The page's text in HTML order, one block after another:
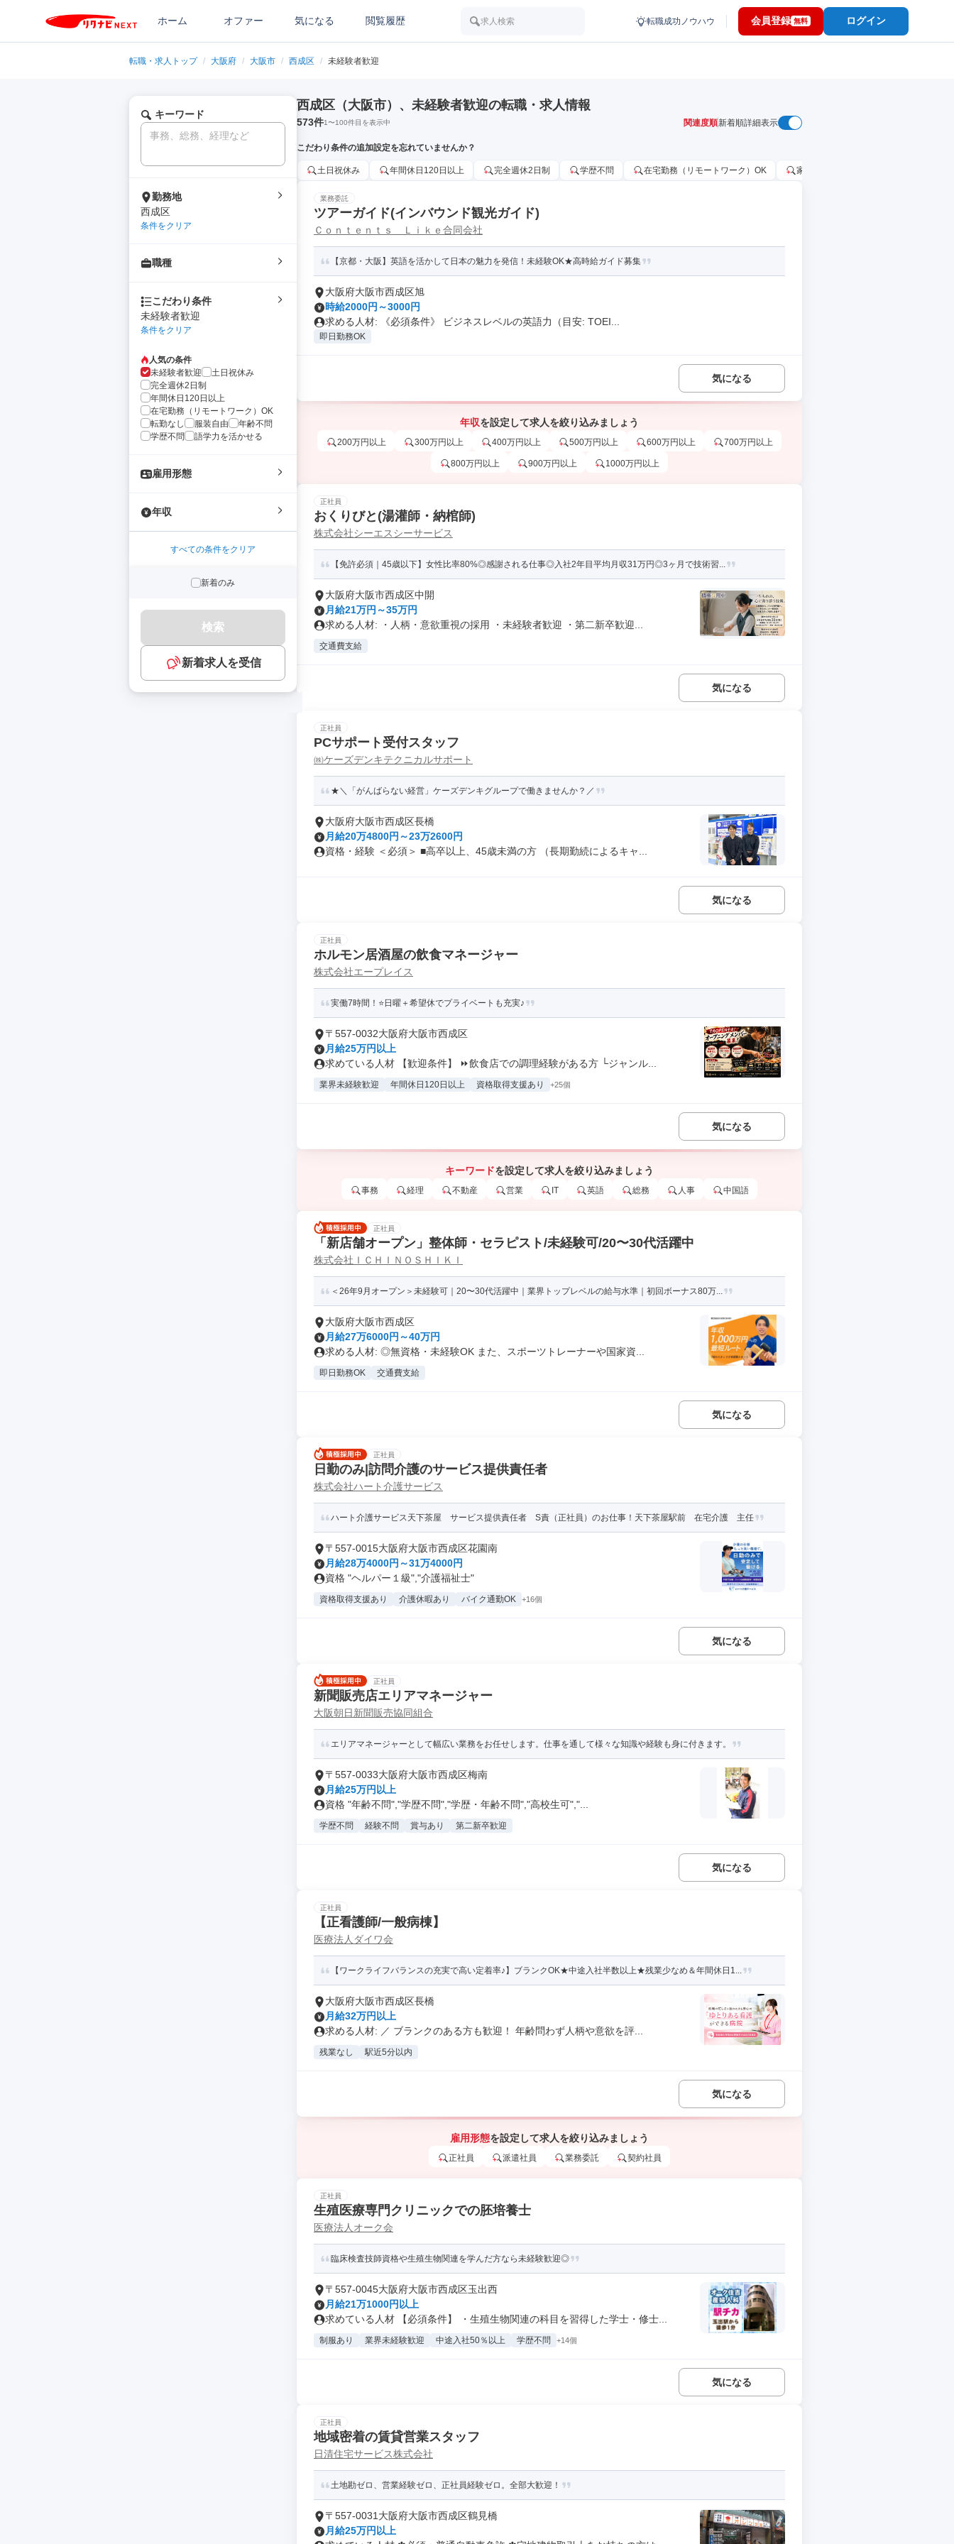
ホーム オファー 気になる 閲覧履歴 求人検索 転職成功ノウハウ 会員登録 無料 ログイン
転職・求人トップ / 大阪府 / 大阪市 / 西成区 / 未経験者歓迎
キーワード
勤務地
西成区
条件をクリア
職種
こだわり条件
未経験者歓迎
条件をクリア
人気の条件
未経験者歓迎
土日祝休み
完全週休2日制
年間休日120日以上
在宅勤務（リモートワーク）OK
転勤なし
服装自由
年齢不問
学歴不問
語学力を活かせる
雇用形態
年収
すべての条件をクリア
新着のみ
検索
新着求人を受信
西成区（大阪市）、未経験者歓迎の転職・求人情報
573件1〜100件目を表示中 関連度順新着順詳細表示
こだわり条件の追加設定を忘れていませんか？
土日祝休み 年間休日120日以上 完全週休2日制 学歴不問 在宅勤務（リモートワーク）OK 家賃補助・住宅手当あり
業務委託
ツアーガイド(インバウンド観光ガイド)
Ｃｏｎｔｅｎｔｓ Ｌｉｋｅ合同会社
【京都・大阪】英語を活かして日本の魅力を発信！未経験OK★高時給ガイド募集
大阪府大阪市西成区旭
時給2000円～3000円
求める人材: 《必須条件》 ビジネスレベルの英語力（目安: TOEI...
即日勤務OK
気になる
年収を設定して求人を絞り込みましょう
200万円以上 300万円以上 400万円以上 500万円以上 600万円以上 700万円以上
800万円以上 900万円以上 1000万円以上
正社員
おくりびと(湯灌師・納棺師)
株式会社シーエスシーサービス
【免許必須｜45歳以下】女性比率80%◎感謝される仕事◎入社2年目平均月収31万円◎3ヶ月で技術習...
大阪府大阪市西成区中開
月給21万円～35万円
求める人材: ・人柄・意欲重視の採用 ・未経験者歓迎 ・第二新卒歓迎...
交通費支給
気になる
正社員
PCサポート受付スタッフ
㈱ケーズデンキテクニカルサポート
★＼「がんばらない経営」ケーズデンキグループで働きませんか？／
大阪府大阪市西成区長橋
月給20万4800円～23万2600円
資格・経験 ＜必須＞ ■高卒以上、45歳未満の方 （長期勤続によるキャ...
気になる
正社員
ホルモン居酒屋の飲食マネージャー
株式会社エープレイス
実働7時間！⭐日曜＋希望休でプライベートも充実♪
〒557-0032大阪府大阪市西成区
月給25万円以上
求めている人材 【歓迎条件】 ⏩飲食店での調理経験がある方 └ジャンル...
業界未経験歓迎 年間休日120日以上 資格取得支援あり +25個
気になる
キーワードを設定して求人を絞り込みましょう
事務 経理 不動産 営業 IT 英語 総務 人事 中国語
正社員
「新店舗オープン」整体師・セラピスト/未経験可/20〜30代活躍中
株式会社ＩＣＨＩＮＯＳＨＩＫＩ
＜26年9月オープン＞未経験可｜20〜30代活躍中｜業界トップレベルの給与水準｜初回ボーナス80万...
大阪府大阪市西成区
月給27万6000円～40万円
求める人材: ◎無資格・未経験OK また、スポーツトレーナーや国家資...
即日勤務OK 交通費支給
気になる
正社員
日勤のみ|訪問介護のサービス提供責任者
株式会社ハート介護サービス
ハート介護サービス天下茶屋 サービス提供責任者 S責（正社員）のお仕事！天下茶屋駅前 在宅介護 主任
〒557-0015大阪府大阪市西成区花園南
月給28万4000円～31万4000円
資格 "ヘルパー１級","介護福祉士"
資格取得支援あり 介護休暇あり バイク通勤OK +16個
気になる
正社員
新聞販売店エリアマネージャー
大阪朝日新聞販売協同組合
エリアマネージャーとして幅広い業務をお任せします。仕事を通して様々な知識や経験も身に付きます。
〒557-0033大阪府大阪市西成区梅南
月給25万円以上
資格 "年齢不問","学歴不問","学歴・年齢不問","高校生可","...
学歴不問 経験不問 賞与あり 第二新卒歓迎
気になる
正社員
【正看護師/一般病棟】
医療法人ダイワ会
【ワークライフバランスの充実で高い定着率♪】ブランクOK★中途入社半数以上★残業少なめ＆年間休日1...
大阪府大阪市西成区長橋
月給32万円以上
求める人材: ／ ブランクのある方も歓迎！ 年齢問わず人柄や意欲を評...
残業なし 駅近5分以内
気になる
雇用形態を設定して求人を絞り込みましょう
正社員 派遣社員 業務委託 契約社員
正社員
生殖医療専門クリニックでの胚培養士
医療法人オーク会
臨床検査技師資格や生殖生物関連を学んだ方なら未経験歓迎◎
〒557-0045大阪府大阪市西成区玉出西
月給21万1000円以上
求めている人材 【必須条件】 ・生殖生物関連の科目を習得した学士・修士...
制服あり 業界未経験歓迎 中途入社50％以上 学歴不問 +14個
気になる
正社員
地域密着の賃貸営業スタッフ
日清住宅サービス株式会社
土地勘ゼロ、営業経験ゼロ、正社員経験ゼロ。全部大歓迎！
〒557-0031大阪府大阪市西成区鶴見橋
月給25万円以上